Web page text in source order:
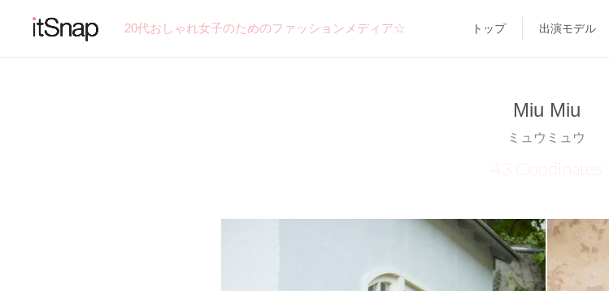
20代おしゃれ女子のためのファッションメディア☆ トップ 出演モデル
Miu Miu
ミュウミュウ
43 Coodinates